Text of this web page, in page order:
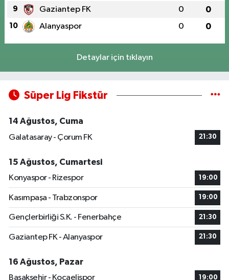
9 Gaziantep FK 0 0
10 Alanyaspor 0 0
Detaylar için tıklayın
Süper Lig Fikstür
14 Ağustos, Cuma
Galatasaray - Çorum FK
21:30
15 Ağustos, Cumartesi
Konyaspor - Rizespor
19:00
Kasımpaşa - Trabzonspor 19:00
Gençlerbirliği S.K. - Fenerbahçe 21:30
Gaziantep FK - Alanyaspor 21:30
16 Ağustos, Pazar
Başakşehir - Kocaelispor
19:00